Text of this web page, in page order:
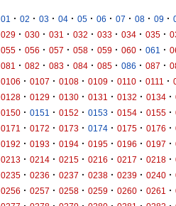
01 · 02 · 03 · 04 · 05 · 06 · 07 · 08 · 09 ·
029 · 030 · 031 · 032 · 033 · 034 · 035 ·
055 · 056 · 057 · 058 · 059 · 060 · 061 ·
081
· 082 · 083 · 084 · 085 · 086 · 087 ·
0106 · 0107 · 0108 · 0109 · 0110 · 0111 ·
0128 · 0129 · 0130 · 0131 · 0132 · 0134 ·
0150 · 0151 · 0152 · 0153 · 0154 · 0155 ·
0171
· 0172 · 0173 · 0174 · 0175 · 0176 ·
0192 · 0193 · 0194 · 0195 · 0196 · 0197 ·
0213 · 0214 · 0215 · 0216 · 0217 · 0218 ·
0235 · 0236 · 0237 · 0238 · 0239 · 0240 ·
0256 · 0257 · 0258 · 0259 · 0260 · 0261 ·